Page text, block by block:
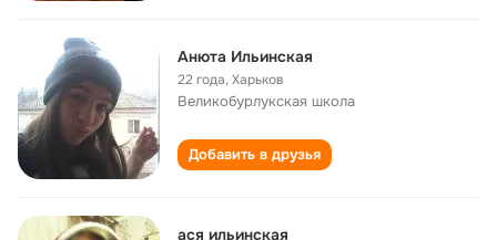
Анюта Ильинская
22 года,Харьков
Великобурлукская школа
Добавить в друзья
ася ильинская